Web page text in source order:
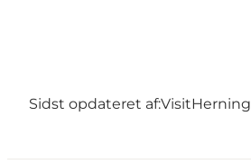
Sidst opdateret af:VisitHerning